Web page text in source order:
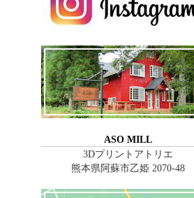
ASO MILL
3Dプリントアトリエ
熊本県阿蘇市乙姫 2070-48